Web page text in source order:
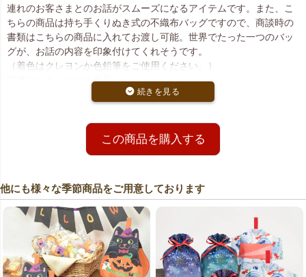
連れのお客さまとのお話がスムーズになるアイテムです。また、こ
ちらの商品は持ち手くりぬき式の不織布バッグですので、商談時の
書類はこちらの商品に入れてお渡し可能。世界でたった一つのバッ
グが、お話の内容を印象付けてくれそうです。
（着色はクレヨンか色鉛筆をご使用ください。）
関連ワード：セール商品
この商品を購入する
他にも様々な季節商品をご用意しております